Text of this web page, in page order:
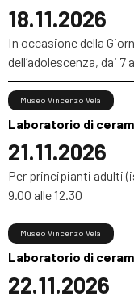
18.11.2026
In occasione della
dell’adolescenza, dai 7
Laboratorio di
21.11.2026
Museo Vincenzo Vela
Per principianti adulti
9.00 alle 12.30
Laboratorio di
22.11.2026
Museo Vincenzo Vela